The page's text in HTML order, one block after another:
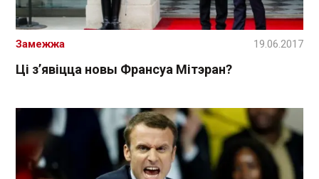
Ці з’явіцца новы Франсуа Мітэран?
Замежжа 19.06.2017